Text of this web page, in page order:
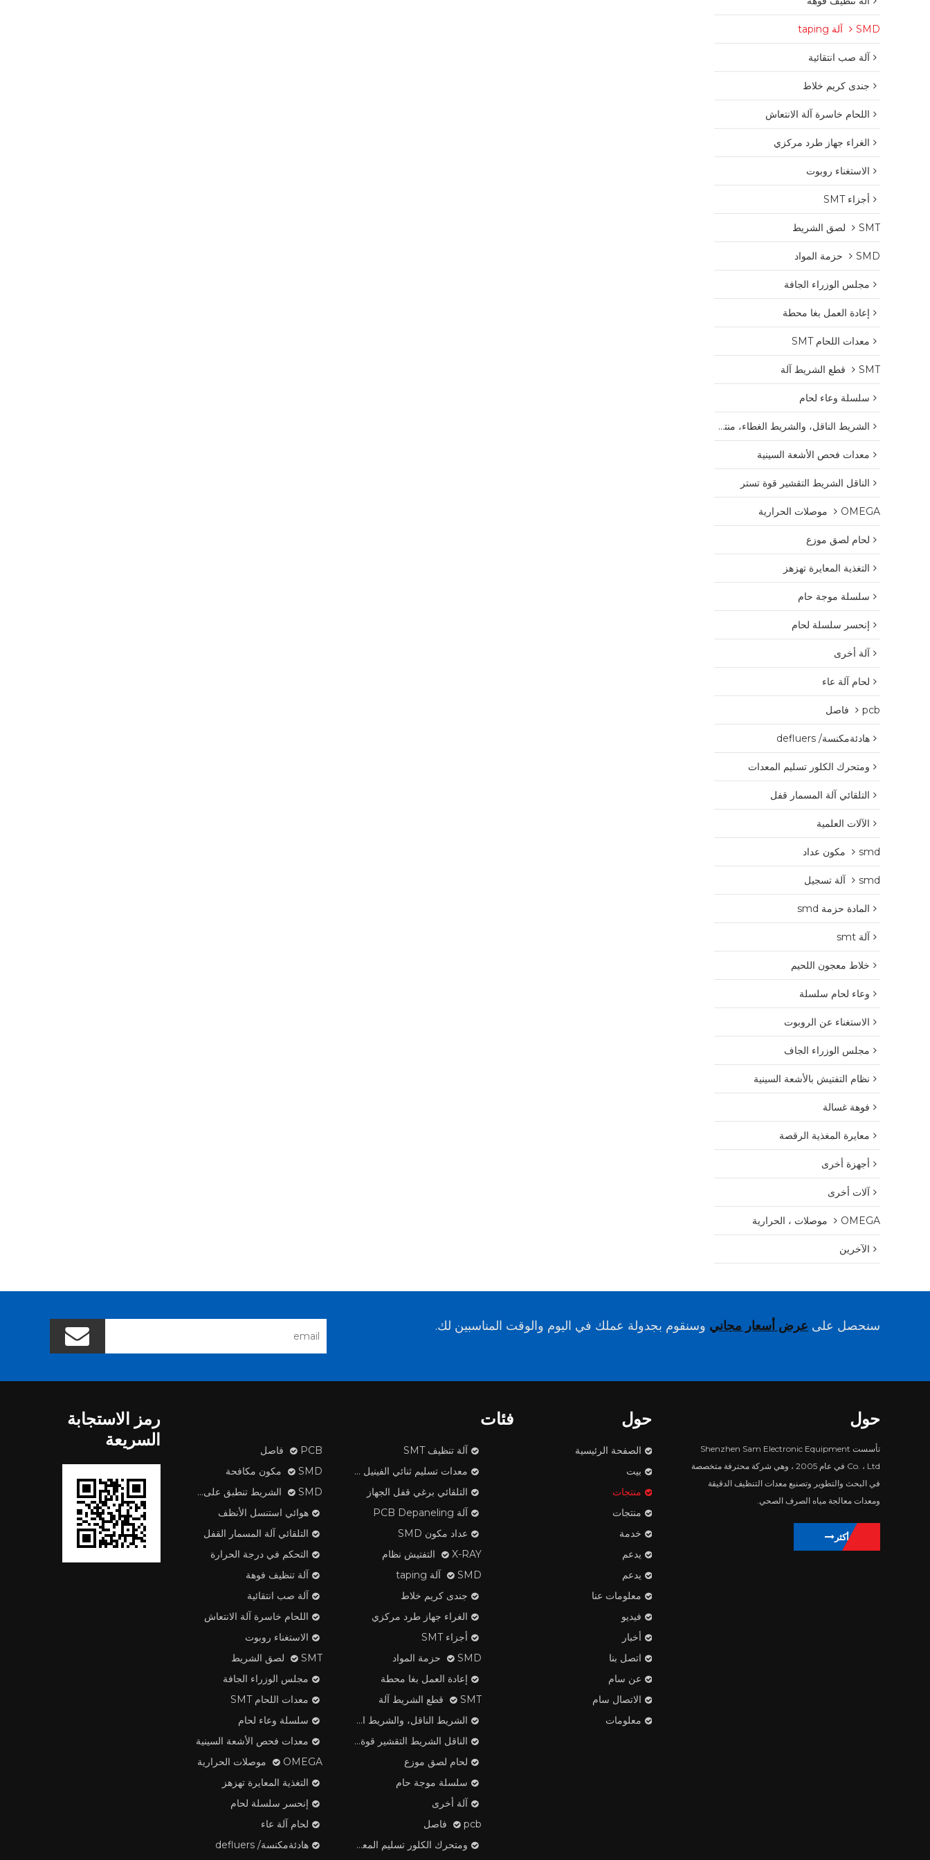
SMD آلة taping
آلة صب انتقائية
جندى كريم خلاط
اللحام خاسرة آلة الانتعاش
الغراء جهاز طرد مركزي
الاستغناء روبوت
أجزاء SMT
SMT لصق الشريط
SMD حزمة المواد
مجلس الوزراء الجافة
إعادة العمل بغا محطة
معدات اللحام SMT
SMT قطع الشريط آلة
سلسلة وعاء لحام
الشريط الناقل، والشريط الغطاء، منتجات البلاستيك بكرة
معدات فحص الأشعة السينية
الناقل الشريط التقشير قوة تستر
OMEGA موصلات الحرارية
لحام لصق موزع
التغذية المعايرة تهزهز
سلسلة موجة حام
إنحسر سلسلة لحام
آلة أخرى
لحام آلة عاء
pcb فاصل
هادئةمكنسة/ defluers
ومتحرك الكلور تسليم المعدات
التلقائي آلة المسمار قفل
الآلات العلمية
smd مكون عداد
smd آلة تسجيل
المادة حزمة smd
آلة smt
خلاط معجون اللحيم
وعاء لحام سلسلة
الاستغناء عن الروبوت
مجلس الوزراء الجاف
نظام التفتيش بالأشعة السينية
فوهة غسالة
معايرة المغذية الرقصة
أجهزة أخرى
آلات أخرى
OMEGA موصلات ، الحرارية
الآخرين
سنحصل على عرض أسعار مجاني وسنقوم بجدولة عملك في اليوم والوقت المناسبين لك.
حول
تأسست Shenzhen Sam Electronic Equipment
Co. ، Ltd في عام 2005 ، وهي شركة محترفة متخصصة
في البحث والتطوير وتصنيع معدات التنظيف الدقيقة
ومعدات معالجة مياه الصرف الصحي.
يتعلم أكثر
حول
الصفحة الرئيسية
بيت
منتجات
منتجات
خدمة
يدعم
يدعم
معلومات عنا
فيديو
أخبار
اتصل بنا
عن سام
الاتصال سام
معلومات
فئات
PCB فاصل
آلة تنظيف SMT
SMD مكون مكافحة
معدات تسليم ثنائي الفينيل متعدد الكلور
SMD الشريط تنطبق على آلة
التلقائي برغي قفل الجهاز
هوائي استنسل الأنظف
آلة PCB Depaneling
التلقائي آلة المسمار القفل
عداد مكون SMD
التحكم في درجة الحرارة
X-RAY التفتيش نظام
آلة تنظيف فوهة
SMD آلة taping
آلة صب انتقائية
جندى كريم خلاط
اللحام خاسرة آلة الانتعاش
الغراء جهاز طرد مركزي
الاستغناء روبوت
أجزاء SMT
SMT لصق الشريط
SMD حزمة المواد
مجلس الوزراء الجافة
إعادة العمل بغا محطة
معدات اللحام SMT
SMT قطع الشريط آلة
سلسلة وعاء لحام
الشريط الناقل، والشريط الغطاء، منتجات البلاستيك بكرة
معدات فحص الأشعة السينية
الناقل الشريط التقشير قوة تستر
OMEGA موصلات الحرارية
لحام لصق موزع
التغذية المعايرة تهزهز
سلسلة موجة حام
إنحسر سلسلة لحام
آلة أخرى
لحام آلة عاء
pcb فاصل
هادئةمكنسة/ defluers
ومتحرك الكلور تسليم المعدات
رمز الاستجابة
السريعة